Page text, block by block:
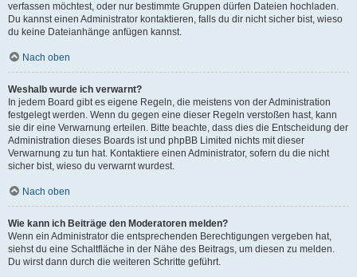
verfassen möchtest, oder nur bestimmte Gruppen dürfen Dateien hochladen.
Du kannst einen Administrator kontaktieren, falls du dir nicht sicher bist, wieso
du keine Dateianhänge anfügen kannst.
Nach oben
Weshalb wurde ich verwarnt?
In jedem Board gibt es eigene Regeln, die meistens von der Administration
festgelegt werden. Wenn du gegen eine dieser Regeln verstoßen hast, kann
sie dir eine Verwarnung erteilen. Bitte beachte, dass dies die Entscheidung der
Administration dieses Boards ist und phpBB Limited nichts mit dieser
Verwarnung zu tun hat. Kontaktiere einen Administrator, sofern du die nicht
sicher bist, wieso du verwarnt wurdest.
Nach oben
Wie kann ich Beiträge den Moderatoren melden?
Wenn ein Administrator die entsprechenden Berechtigungen vergeben hat,
siehst du eine Schaltfläche in der Nähe des Beitrags, um diesen zu melden.
Du wirst dann durch die weiteren Schritte geführt.